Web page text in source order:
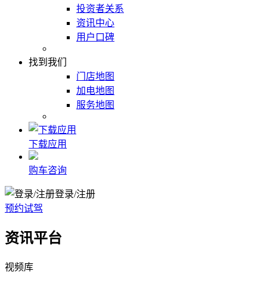
投资者关系
资讯中心
用户口碑
找到我们
门店地图
加电地图
服务地图
下载应用
购车咨询
登录/注册
预约试驾
资讯平台
视频库